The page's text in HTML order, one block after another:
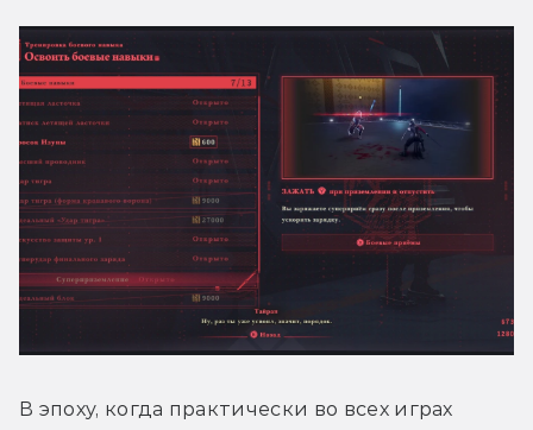
В эпоху, когда практически во всех играх